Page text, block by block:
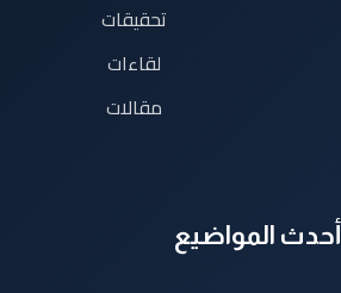
تحقيقات
لقاءات
مقالات
أحدث المواضيع